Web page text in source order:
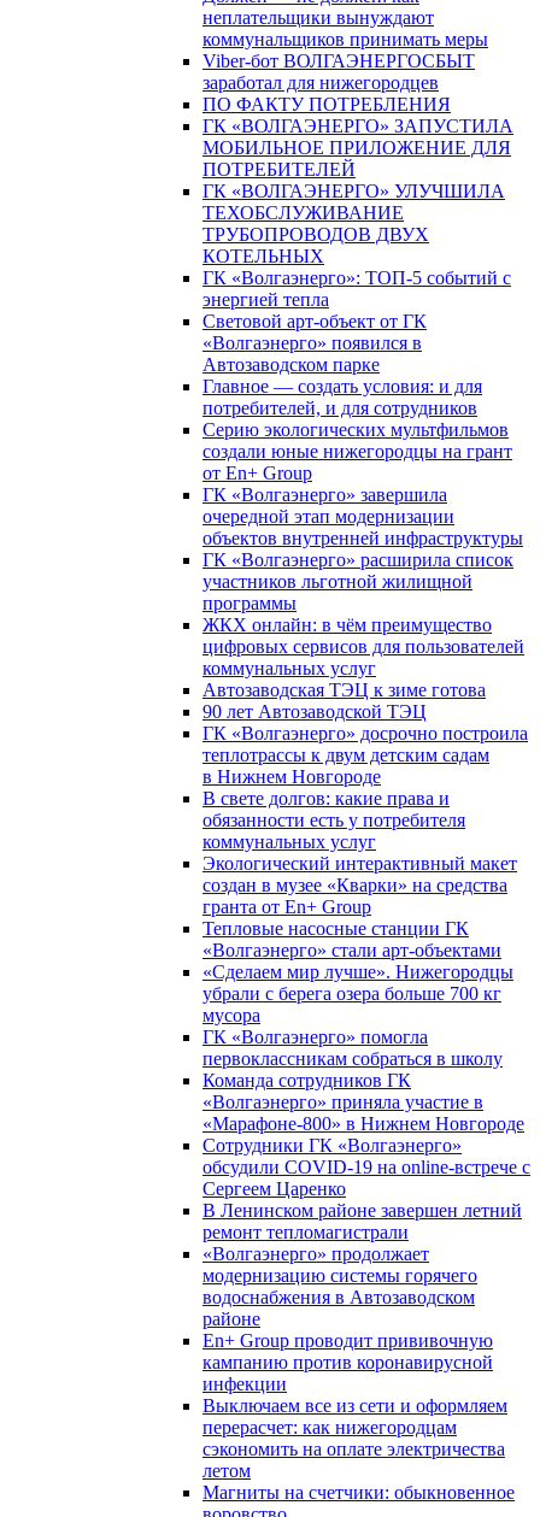
неплательщики вынуждают
коммунальщиков принимать меры
Viber-бот ВОЛГАЭНЕРГОСБЫТ
заработал для нижегородцев
ПО ФАКТУ ПОТРЕБЛЕНИЯ
ГК «ВОЛГАЭНЕРГО» ЗАПУСТИЛА
МОБИЛЬНОЕ ПРИЛОЖЕНИЕ ДЛЯ
ПОТРЕБИТЕЛЕЙ
ГК «ВОЛГАЭНЕРГО» УЛУЧШИЛА
ТЕХОБСЛУЖИВАНИЕ
ТРУБОПРОВОДОВ ДВУХ
КОТЕЛЬНЫХ
ГК «Волгаэнерго»: ТОП-5 событий с
энергией тепла
Световой арт-объект от ГК
«Волгаэнерго» появился в
Автозаводском парке
Главное — создать условия: и для
потребителей, и для сотрудников
Серию экологических мультфильмов
создали юные нижегородцы на грант
от En+ Group
ГК «Волгаэнерго» завершила
очередной этап модернизации
объектов внутренней инфраструктуры
ГК «Волгаэнерго» расширила список
участников льготной жилищной
программы
ЖКХ онлайн: в чём преимущество
цифровых сервисов для пользователей
коммунальных услуг
Автозаводская ТЭЦ к зиме готова
90 лет Автозаводской ТЭЦ
ГК «Волгаэнерго» досрочно построила
теплотрассы к двум детским садам
в Нижнем Новгороде
В свете долгов: какие права и
обязанности есть у потребителя
коммунальных услуг
Экологический интерактивный макет
создан в музее «Кварки» на средства
гранта от En+ Group
Тепловые насосные станции ГК
«Волгаэнерго» стали арт-объектами
«Сделаем мир лучше». Нижегородцы
убрали с берега озера больше 700 кг
мусора
ГК «Волгаэнерго» помогла
первоклассникам собраться в школу
Команда сотрудников ГК
«Волгаэнерго» приняла участие в
«Марафоне-800» в Нижнем Новгороде
Сотрудники ГК «Волгаэнерго»
обсудили COVID-19 на online-встрече с
Сергеем Царенко
В Ленинском районе завершен летний
ремонт тепломагистрали
«Волгаэнерго» продолжает
модернизацию системы горячего
водоснабжения в Автозаводском
районе
En+ Group проводит прививочную
кампанию против коронавирусной
инфекции
Выключаем все из сети и оформляем
перерасчет: как нижегородцам
сэкономить на оплате электричества
летом
Магниты на счетчики: обыкновенное